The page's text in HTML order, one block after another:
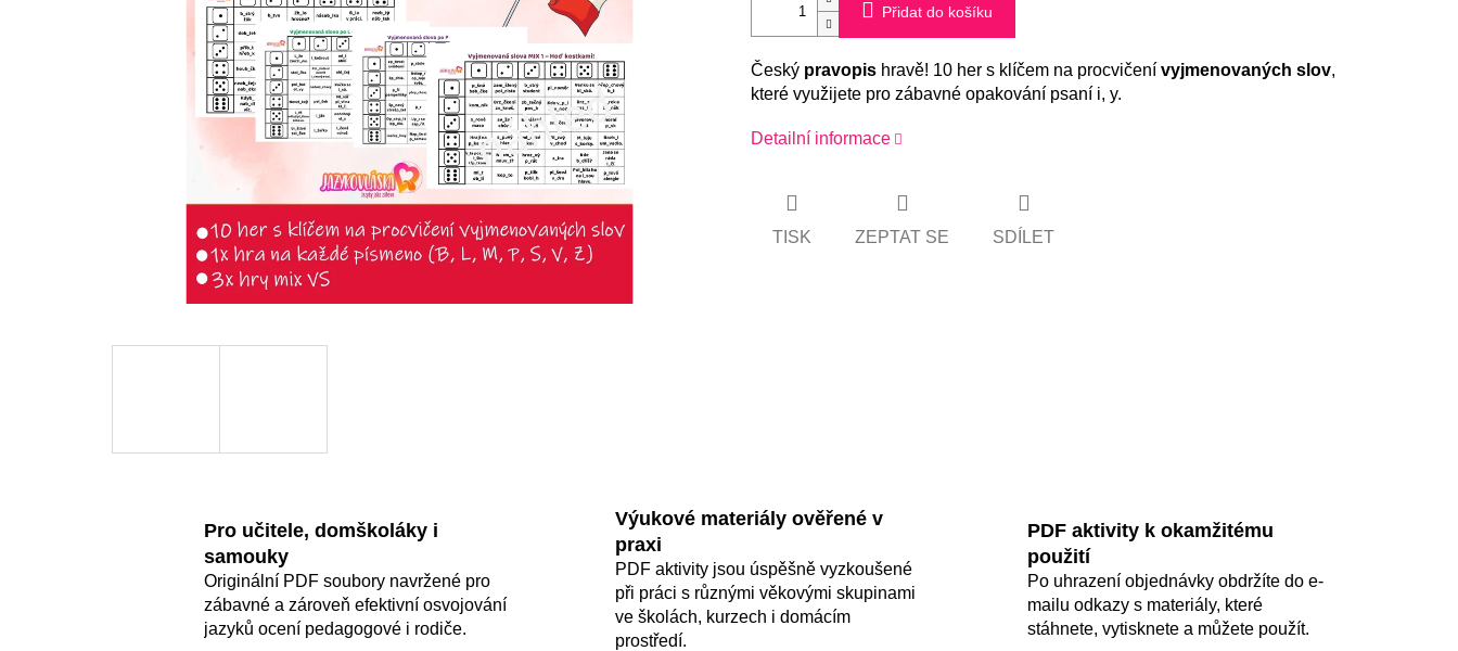
Přidat do košíku
Český pravopis hravě! 10 her s klíčem na procvičení vyjmenovaných slov,
které využijete pro zábavné opakování psaní i, y.
Detailní informace
TISK ZEPTAT SE SDÍLET
Pro učitele, domškoláky i
samouky
Originální PDF soubory navržené pro
zábavné a zároveň efektivní osvojování
jazyků ocení pedagogové i rodiče.
Výukové materiály ověřené v
praxi
PDF aktivity jsou úspěšně vyzkoušené
při práci s různými věkovými skupinami
ve školách, kurzech i domácím
prostředí.
PDF aktivity k okamžitému
použití
Po uhrazení objednávky obdržíte do e-
mailu odkazy s materiály, které
stáhnete, vytisknete a můžete použít.